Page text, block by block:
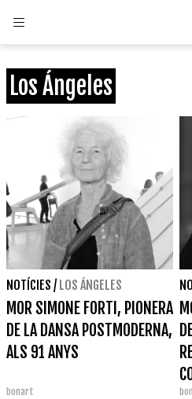
Los Ángeles
NOTÍCIES / LOS ÁNGELES
MOR SIMONE FORTI, PIONERA
DE LA DANSA POSTMODERNA,
ALS 91 ANYS
bonart